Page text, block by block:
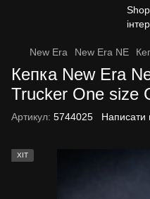
New Era New Era NE
Кепка New Era
Trucker One size
Артикул: 5744025 Написати
ХІТ